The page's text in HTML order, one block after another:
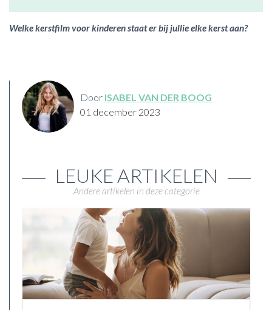
Welke kerstfilm voor kinderen staat er bij jullie elke kerst aan?
Door ISABEL VAN DER BOOG
01 december 2023
LEUKE ARTIKELEN
Andere artikelen in deze categorie